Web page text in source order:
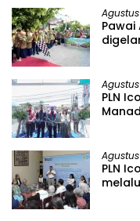
PLN
PLN